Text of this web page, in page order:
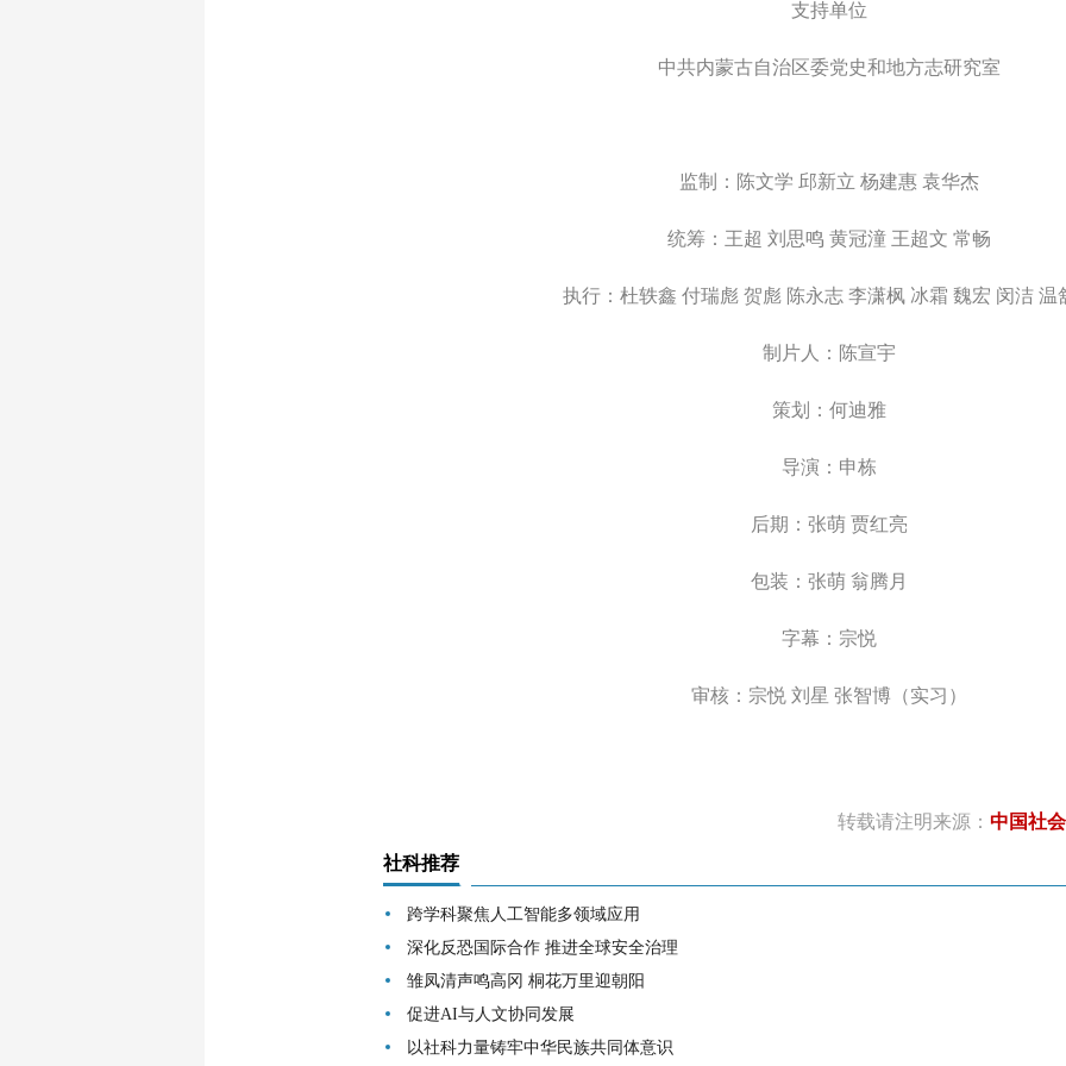
支持单位
中共内蒙古自治区委党史和地方志研究室
监制：陈文学 邱新立 杨建惠 袁华杰
统筹：王超 刘思鸣 黄冠潼 王超文 常畅
执行：杜轶鑫 付瑞彪 贺彪 陈永志 李潇枫 冰霜 魏宏 闵洁 温
制片人：陈宣宇
策划：何迪雅
导演：申栋
后期：张萌 贾红亮
包装：张萌 翁腾月
字幕：宗悦
审核：宗悦 刘星 张智博（实习）
转载请注明来源： 中国社
社科推荐
跨学科聚焦人工智能多领域应用
深化反恐国际合作 推进全球安全治理
雏凤清声鸣高冈 桐花万里迎朝阳
促进AI与人文协同发展
以社科力量铸牢中华民族共同体意识